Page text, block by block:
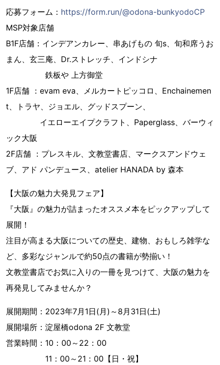
応募フォーム： https://form.run/@odona-bunkyodoCP
MSP対象店舗
B1F店舗：インデアンカレー、串あげもの 旬s、旬和席うお
まん、玄三庵、Dr.ストレッチ、インドシナ
鉄板や 上方御堂
1F店舗 ：evam eva、メルカートピッコロ、Enchainemen
t、トラヤ、ジョエル、グッドスプーン、
イエローエイプクラフト、Paperglass、バーウィ
ック大阪
2F店舗 ：プレスキル、文教堂書店、マークスアンドウェ
ブ、アド パンデュース、atelier HANADA by 森本
【大阪の魅力大発見フェア】
『大阪』の魅力が詰まったオススメ本をピックアップして
展開！
注目が高まる大阪についての歴史、建物、おもしろ雑学な
ど、多彩なジャンルで約50点の書籍が勢揃い！
文教堂書店でお気に入りの一冊を見つけて、大阪の魅力を
再発見してみませんか？
展開期間：2023年7月1日(月)～8月31日(土)
展開場所：淀屋橋odona 2F 文教堂
営業時間：10：00～22：00
11：00～21：00【日・祝】